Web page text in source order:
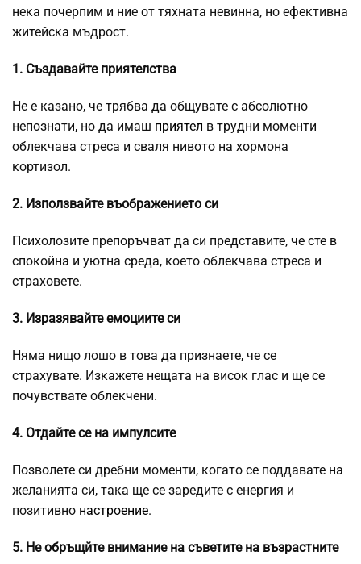
нека почерпим и ние от тяхната невинна, но ефективна
житейска мъдрост.
1. Създавайте приятелства
Не е казано, че трябва да общувате с абсолютно
непознати, но да имаш приятел в трудни моменти
облекчава стреса и сваля нивото на хормона
кортизол.
2. Използвайте въображението си
Психолозите препоръчват да си представите, че сте в
спокойна и уютна среда, което облекчава стреса и
страховете.
3. Изразявайте емоциите си
Няма нищо лошо в това да признаете, че се
страхувате. Изкажете нещата на висок глас и ще се
почувствате облекчени.
4. Отдайте се на импулсите
Позволете си дребни моменти, когато се поддавате на
желанията си, така ще се заредите с енергия и
позитивно настроение.
5. Не обръщйте внимание на съветите на възрастните